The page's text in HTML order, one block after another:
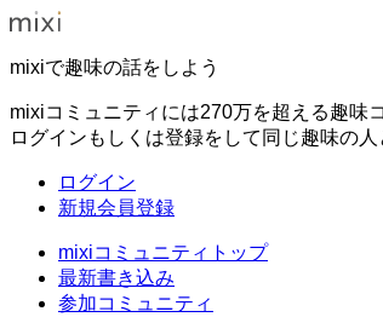
mixiで趣味の話をしよう
mixiコミュニティには270万を超える趣味
ログインもしくは登録をして同じ趣味の人
ログイン
新規会員登録
mixiコミュニティトップ
最新書き込み
参加コミュニティ